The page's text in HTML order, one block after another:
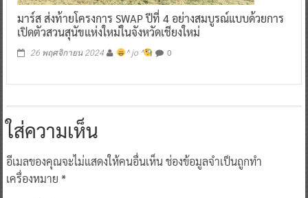
มาร์ส ส่งท้ายโครงการ SWAP ปีที่ 4 อย่างสมบูรณ์แบบด้วยการ
เปิดตัวสวนสุนัขแห่งใหม่ในจังหวัดเชียงใหม่
26 พฤศจิกายน 2024 ^ jo ^ 0
ใส่ความเห็น
อีเมลของคุณจะไม่แสดงให้คนอื่นเห็นช่องข้อมูลจำเป็นถูกทำ
เครื่องหมาย *